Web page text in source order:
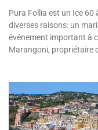
Pura Follia est un Ice
diverses raisons: un
événement important à
Marangoni, propriétaire